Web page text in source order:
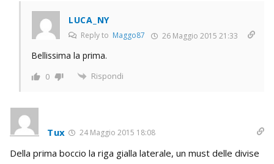
LUCA_NY
Reply to Maggo87 26 Maggio 2015 21:33
Bellissima la prima.
0 Rispondi
Tux 24 Maggio 2015 18:08
Della prima boccio la riga gialla laterale, un must delle divise